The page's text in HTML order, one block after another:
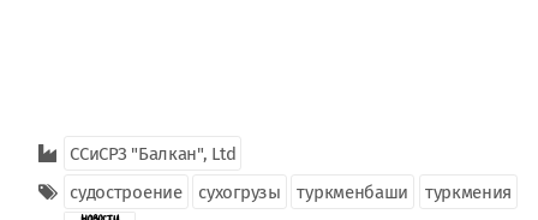
ССиСРЗ "Балкан", Ltd
судостроение
сухогрузы туркменбаши туркмения